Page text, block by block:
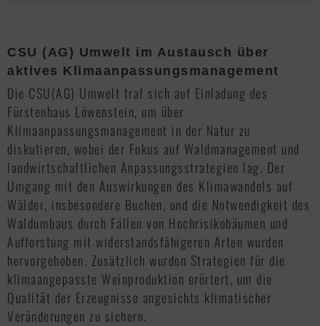
CSU (AG) Umwelt im Austausch über
aktives Klimaanpassungsmanagement
Die CSU(AG) Umwelt traf sich auf Einladung des
Fürstenhaus Löwenstein, um über
Klimaanpassungsmanagement in der Natur zu
diskutieren, wobei der Fokus auf Waldmanagement und
landwirtschaftlichen Anpassungsstrategien lag. Der
Umgang mit den Auswirkungen des Klimawandels auf
Wälder, insbesondere Buchen, und die Notwendigkeit des
Waldumbaus durch Fällen von Hochrisikobäumen und
Aufforstung mit widerstandsfähigeren Arten wurden
hervorgehoben. Zusätzlich wurden Strategien für die
klimaangepasste Weinproduktion erörtert, um die
Qualität der Erzeugnisse angesichts klimatischer
Veränderungen zu sichern.